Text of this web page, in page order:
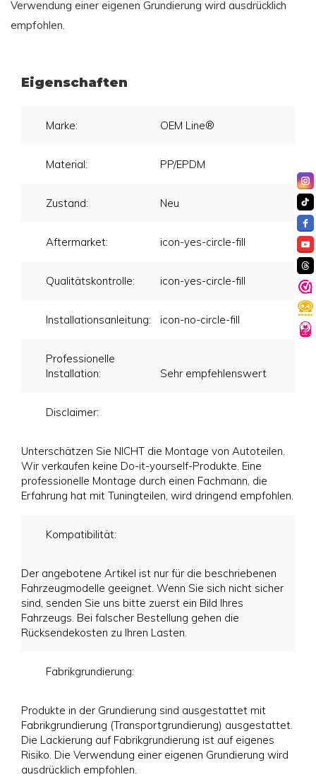
Verwendung einer eigenen Grundierung wird ausdrücklich
empfohlen.
Eigenschaften
Marke: OEM Line®
Material: PP/EPDM
Zustand: Neu
Aftermarket: icon-yes-circle-fill
Qualitätskontrolle: icon-yes-circle-fill
Installationsanleitung: icon-no-circle-fill
Professionelle
Installation:
Sehr empfehlenswert
Disclaimer:
Unterschätzen Sie NICHT die Montage von Autoteilen.
Wir verkaufen keine Do-it-yourself-Produkte. Eine
professionelle Montage durch einen Fachmann, die
Erfahrung hat mit Tuningteilen, wird dringend empfohlen.
Kompatibilität:
Der angebotene Artikel ist nur für die beschriebenen
Fahrzeugmodelle geeignet. Wenn Sie sich nicht sicher
sind, senden Sie uns bitte zuerst ein Bild Ihres
Fahrzeugs. Bei falscher Bestellung gehen die
Rücksendekosten zu Ihren Lasten.
Fabrikgrundierung:
Produkte in der Grundierung sind ausgestattet mit
Fabrikgrundierung (Transportgrundierung) ausgestattet.
Die Lackierung auf Fabrikgrundierung ist auf eigenes
Risiko. Die Verwendung einer eigenen Grundierung wird
ausdrücklich empfohlen.